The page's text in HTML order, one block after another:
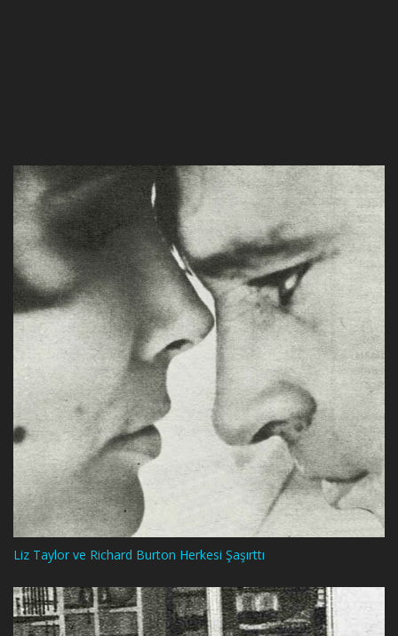
Liz Taylor ve Richard Burton Herkesi Şaşırttı